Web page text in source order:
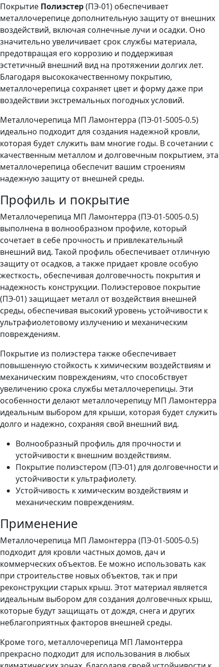
Покрытие Полиэстер(ПЭ-01) обеспечивает
металлочерепице дополнительную защиту от внешних
воздействий, включая солнечные лучи и осадки. Оно
значительно увеличивает срок службы материала,
предотвращая его коррозию и поддерживая
эстетичный внешний вид на протяжении долгих лет.
Благодаря высококачественному покрытию,
металлочерепица сохраняет цвет и форму даже при
воздействии экстремальных погодных условий.
Металлочерепица МП Ламонтерра (ПЭ-01-5005-0.5)
идеально подходит для создания надежной кровли,
которая будет служить вам многие годы. В сочетании с
качественным металлом и долговечным покрытием, эта
металлочерепица обеспечит вашим строениям
надежную защиту от внешней среды.
Профиль и покрытие
Металлочерепица МП Ламонтерра (ПЭ-01-5005-0.5)
выполнена в волнообразном профиле, который
сочетает в себе прочность и привлекательный
внешний вид. Такой профиль обеспечивает отличную
защиту от осадков, а также придает кровле особую
жесткость, обеспечивая долговечность покрытия и
надежность конструкции. Полиэстеровое покрытие
(ПЭ-01) защищает металл от воздействия внешней
среды, обеспечивая высокий уровень устойчивости к
ультрафиолетовому излучению и механическим
повреждениям.
Покрытие из полиэстера также обеспечивает
повышенную стойкость к химическим воздействиям и
механическим повреждениям, что способствует
увеличению срока службы металлочерепицы. Эти
особенности делают металлочерепицу МП Ламонтерра
идеальным выбором для крыши, которая будет служить
долго и надежно, сохраняя свой внешний вид.
Волнообразный профиль для прочности и
устойчивости к внешним воздействиям.
Покрытие полиэстером (ПЭ-01) для долговечности и
устойчивости к ультрафиолету.
Устойчивость к химическим воздействиям и
механическим повреждениям.
Применение
Металлочерепица МП Ламонтерра (ПЭ-01-5005-0.5)
подходит для кровли частных домов, дач и
коммерческих объектов. Ее можно использовать как
при строительстве новых объектов, так и при
реконструкции старых крыш. Этот материал является
идеальным выбором для создания долговечных крыш,
которые будут защищать от дождя, снега и других
неблагоприятных факторов внешней среды.
Кроме того, металлочерепица МП Ламонтерра
прекрасно подходит для использования в любых